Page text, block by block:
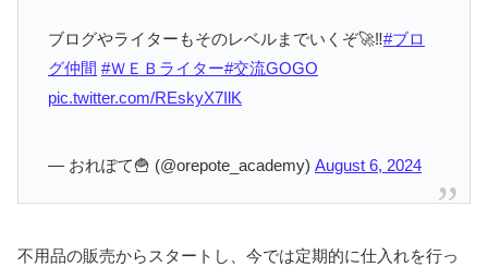
ブログやライターもそのレベルまでいくぞ🚀‼️#ブロ
グ仲間 #ＷＥＢライター#交流GOGO
pic.twitter.com/REskyX7IlK
— おれぽて🍟 (@orepote_academy) August 6, 2024
不用品の販売からスタートし、今では定期的に仕入れを行っ